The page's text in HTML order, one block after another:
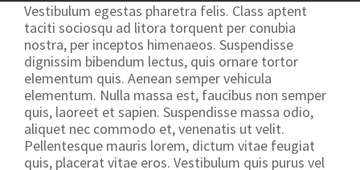
Vestibulum egestas pharetra felis. Class aptent
taciti sociosqu ad litora torquent per conubia
nostra, per inceptos himenaeos. Suspendisse
dignissim bibendum lectus, quis ornare tortor
elementum quis. Aenean semper vehicula
elementum. Nulla massa est, faucibus non semper
quis, laoreet et sapien. Suspendisse massa odio,
aliquet nec commodo et, venenatis ut velit.
Pellentesque mauris lorem, dictum vitae feugiat
quis, placerat vitae eros. Vestibulum quis purus vel